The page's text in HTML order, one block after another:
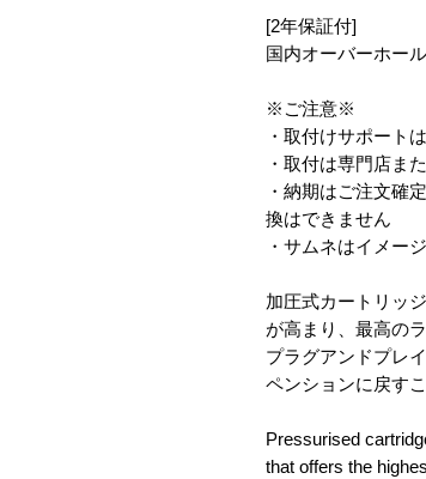
[2年保証付]
国内オーバーホー
※ご注意※
・取付けサポート
・取付は専門店ま
・納期はご注文確
換はできません
・サムネはイメー
加圧式カートリッ
が高まり、最高の
プラグアンドプレ
ペンションに戻す
Pressurised
that offers the